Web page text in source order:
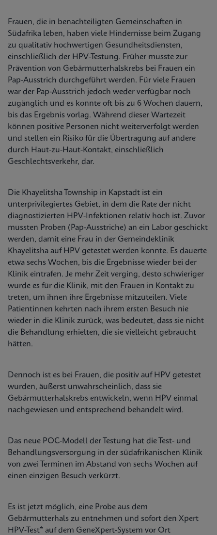
Frauen, die in benachteiligten Gemeinschaften in
Südafrika leben, haben viele Hindernisse beim Zugang
zu qualitativ hochwertigen Gesundheitsdiensten,
einschließlich der HPV-Testung. Früher musste zur
Prävention von Gebärmutterhalskrebs bei Frauen ein
Pap-Ausstrich durchgeführt werden. Für viele Frauen
war der Pap-Ausstrich jedoch weder verfügbar noch
zugänglich und es konnte oft bis zu 6 Wochen dauern,
bis das Ergebnis vorlag. Während dieser Wartezeit
können positive Personen nicht weiterverfolgt werden
und stellen ein Risiko für die Übertragung auf andere
durch Haut-zu-Haut-Kontakt, einschließlich
Geschlechtsverkehr, dar.
Die Khayelitsha Township in Kapstadt ist ein
unterprivilegiertes Gebiet, in dem die Rate der nicht
diagnostizierten HPV-Infektionen relativ hoch ist. Zuvor
mussten Proben (Pap-Ausstriche) an ein Labor geschickt
werden, damit eine Frau in der Gemeindeklinik
Khayelitsha auf HPV getestet werden konnte. Es dauerte
etwa sechs Wochen, bis die Ergebnisse wieder bei der
Klinik eintrafen. Je mehr Zeit verging, desto schwieriger
wurde es für die Klinik, mit den Frauen in Kontakt zu
treten, um ihnen ihre Ergebnisse mitzuteilen. Viele
Patientinnen kehrten nach ihrem ersten Besuch nie
wieder in die Klinik zurück, was bedeutet, dass sie nicht
die Behandlung erhielten, die sie vielleicht gebraucht
hätten.
Dennoch ist es bei Frauen, die positiv auf HPV getestet
wurden, äußerst unwahrscheinlich, dass sie
Gebärmutterhalskrebs entwickeln, wenn HPV einmal
nachgewiesen und entsprechend behandelt wird.
Das neue POC-Modell der Testung hat die Test- und
Behandlungsversorgung in der südafrikanischen Klinik
von zwei Terminen im Abstand von sechs Wochen auf
einen einzigen Besuch verkürzt.
Es ist jetzt möglich, eine Probe aus dem
Gebärmutterhals zu entnehmen und sofort den Xpert
HPV-Test* auf dem GeneXpert-System vor Ort